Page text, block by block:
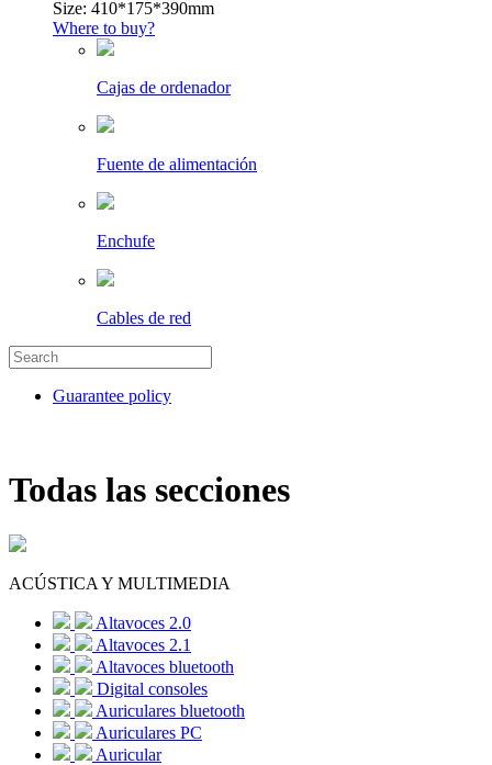
Size: 410*175*390mm
Where to buy?
Cajas de ordenador
Fuente de alimentación
Enchufe
Cables de red
Guarantee policy
Todas las secciones
ACÚSTICA Y MULTIMEDIA
Altavoces 2.0
Altavoces 2.1
Altavoces bluetooth
Digital consoles
Auriculares bluetooth
Auriculares PC
Auricular